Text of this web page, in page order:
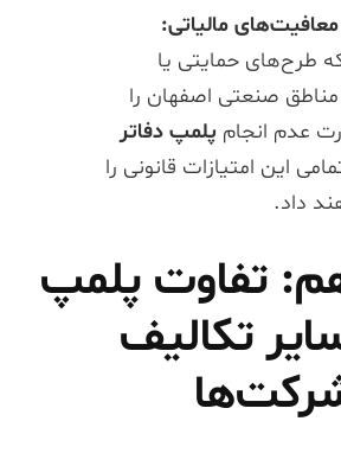
مالیاتی:
طرح‌های حمایتی یا
صنعتی اصفهان را
عدم انجام پلمپ دفاتر
این امتیازات قانونی را
داد.
تفاوت پلمپ
تکالیف